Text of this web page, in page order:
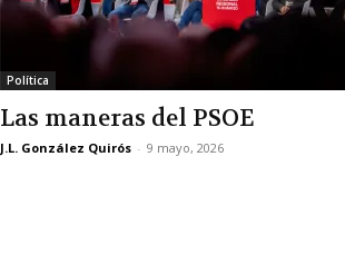
Política
Las maneras del PSOE
J.L. González Quirós - 9 mayo, 2026